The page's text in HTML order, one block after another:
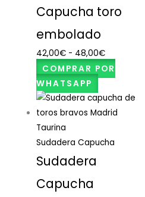
Capucha toro
embolado
42,00€ - 48,00€
COMPRAR POR
WHATSAPP
Sudadera Capucha
Sudadera
Capucha